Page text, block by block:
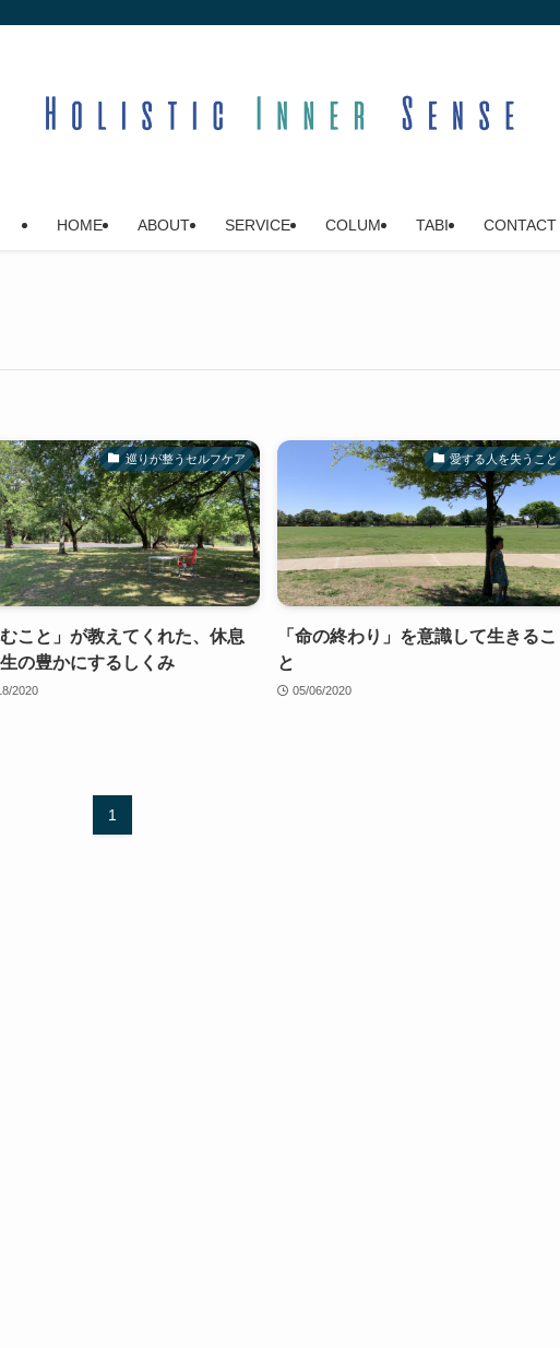
HOME ABOUT SERVICE COLUM TABI CONTACT
巡りが整うセルフケア
むこと」が教えてくれた、休息
の豊かにするしくみ
2020
愛する人を失うこと
「命の終わり」を意識して生きるこ
と
05/06/2020
1